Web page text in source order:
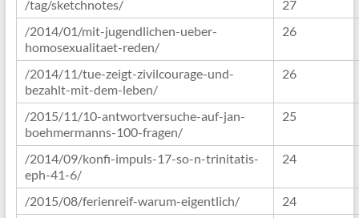
/tag/sketchnotes/
27
/2014/01/mit-jugendlichen-ueber-
homosexualitaet-reden/
26
/2014/11/tue-zeigt-zivilcourage-und-
bezahlt-mit-dem-leben/
26
/2015/11/10-antwortversuche-auf-jan-
boehmermanns-100-fragen/
25
/2014/09/konfi-impuls-17-so-n-trinitatis-
eph-41-6/
24
/2015/08/ferienreif-warum-eigentlich/
24